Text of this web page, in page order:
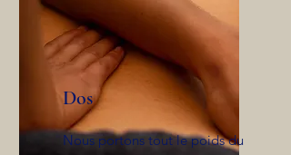
Dos
Nous portons tout le poids du